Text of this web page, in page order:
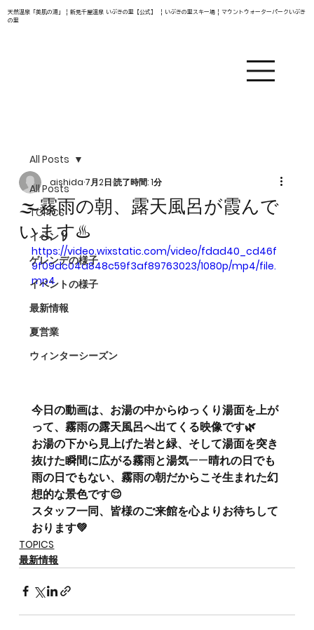
天然温泉「美肌の湯」 | 新見千屋温泉 いぶきの里【公式】 | いぶきの里スキー場 | マウントウォーターパークいぶき
の里
All Posts
TOPICS
イベント
ゲレンデの様子
イベントの様子
最新情報
夏営業
ウィンターシーズン
All Posts
🌫️霧雨の朝、露天風呂が霞んで
います♨️
aishida7月2日読了時間: 1分
https://video.wixstatic.com/video/fdad40_cd46f
9f09dc04a848c59f3af89763023/1080p/mp4/file.
mp4
今日の動画は、お湯の中からゆっくり湯面を上が
って、霧雨の露天風呂へ出てくる映像です🌿
お湯の下から見上げた岩と緑、そして湯面を突き
抜けた瞬間に広がる霧雨と湯気——晴れの日でも
雨の日でもない、霧雨の朝だからこそ生まれた幻
想的な景色です😌
スタッフ一同、皆様のご来館を心よりお待ちして
おります💚
TOPICS
最新情報